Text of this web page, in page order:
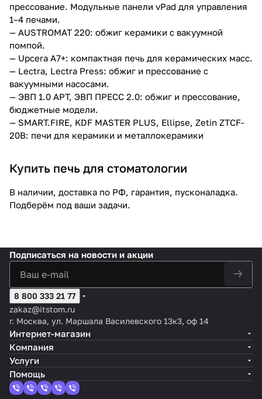
прессование. Модульные панели vPad для управления
1–4 печами.
— AUSTROMAT 220: обжиг керамики с вакуумной
помпой.
— Upcera A7+: компактная печь для керамических масс.
— Lectra, Lectra Press: обжиг и прессование с
вакуумными насосами.
— ЭВП 1.0 АРТ, ЭВП ПРЕСС 2.0: обжиг и прессование,
бюджетные модели.
— SMART.FIRE, KDF MASTER PLUS, Ellipse, Zetin ZTCF-
20B: печи для керамики и металлокерамики
Купить печь для стоматологии
В наличии, доставка по РФ, гарантия, пусконаладка.
Подберём под ваши задачи.
Подписаться на новости и акции
8 800 333 21 77
zakaz@itstom.ru
г. Москва, ул. Маршала Василевского 13к3, оф 14
Интернет-магазин
Компания
Услуги
Помощь